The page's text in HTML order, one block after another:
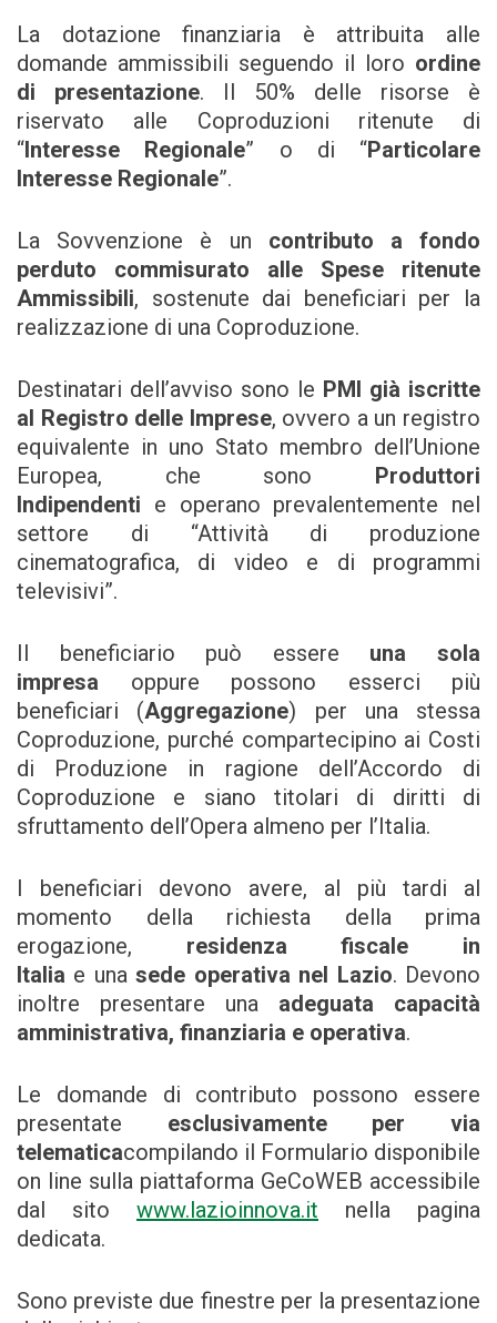
La dotazione finanziaria è attribuita alle
domande ammissibili seguendo il loro ordine
di presentazione. Il 50% delle risorse è
riservato alle Coproduzioni ritenute di
“Interesse Regionale” o di “Particolare
Interesse Regionale”.
La Sovvenzione è un contributo a fondo
perduto commisurato alle Spese ritenute
Ammissibili, sostenute dai beneficiari per la
realizzazione di una Coproduzione.
Destinatari dell’avviso sono le PMI già iscritte
al Registro delle Imprese, ovvero a un registro
equivalente in uno Stato membro dell’Unione
Europea, che sono Produttori
Indipendenti e operano prevalentemente nel
settore di “Attività di produzione
cinematografica, di video e di programmi
televisivi”.
Il beneficiario può essere una sola
impresa oppure possono esserci più
beneficiari (Aggregazione) per una stessa
Coproduzione, purché compartecipino ai Costi
di Produzione in ragione dell’Accordo di
Coproduzione e siano titolari di diritti di
sfruttamento dell’Opera almeno per l’Italia.
I beneficiari devono avere, al più tardi al
momento della richiesta della prima
erogazione, residenza fiscale in
Italia e unasede operativa nel Lazio. Devono
inoltre presentare una adeguata capacità
amministrativa, finanziaria e operativa.
Le domande di contributo possono essere
presentate esclusivamente per via
telematicacompilando il Formulario disponibile
on line sulla piattaforma GeCoWEB accessibile
dal sito www.lazioinnova.it nella pagina
dedicata.
Sono previste due finestre per la presentazione